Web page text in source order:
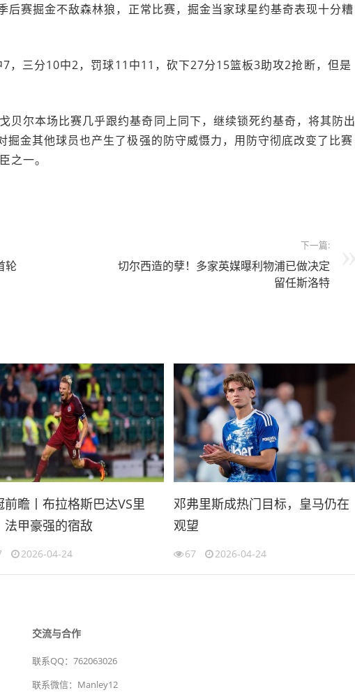
赛掘金不敌森林狼，正常比赛，掘金当家球星约基奇表现十分糟
，三分10中2，罚球11中11，砍下27分15篮板3助攻2抢断，但是
贝尔本场比赛几乎跟约基奇同上同下，继续锁死约基奇，将其防出
金其他球员也产生了极强的防守威慑力，用防守彻底改变了比赛
之一。
轮
下一篇:
切尔西造的孽！多家英媒曝利物浦已做决定
留任斯洛特
前瞻丨布拉格斯巴达VS里
法甲豪强的宿敌
2026-04-24
邓弗里斯成热门目标，皇马仍在
观望
67 2026-04-24
交流与合作
联系QQ：762063026
联系微信：Manley12